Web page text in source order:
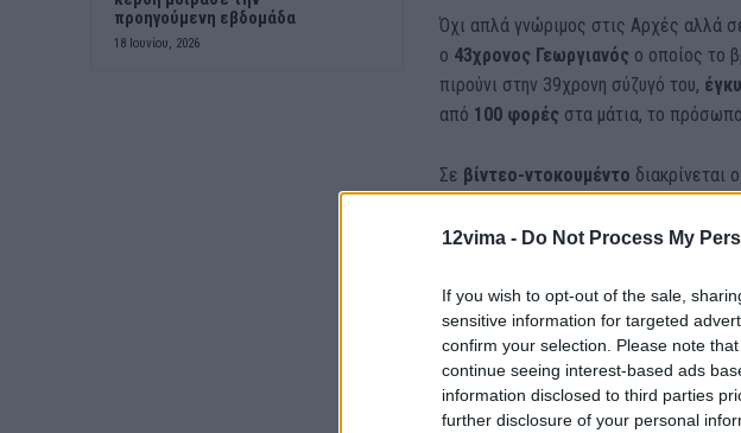
12vima - Do Not Process My
If you wish to opt-out of the sale,
sensitive information for targeted
confirm your selection. Please note
continue seeing interest-based ads
information disclosed to third parties
further disclosure of your personal
προηγούμενη εβδομάδα
18 Ιουνίου, 2026
Όχι απλά γνώριμος στις Αρχές αλλά
ο 43χρονος Γεωργιανός ο οποίος το
πιρούνι στην 39χρονη σύζυγό του,
από 100 φορές στα μάτια, το
Σε βίντεο-ντοκουμέντο διακρίνεται
Ψυχικού,σε κοντινή απόσταση από το